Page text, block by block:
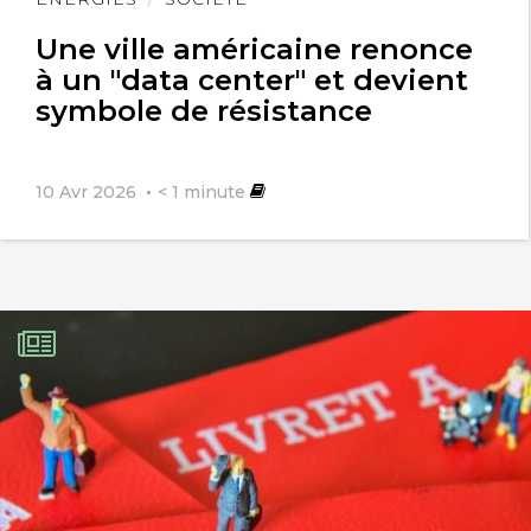
Une ville américaine renonce
à un "data center" et devient
symbole de résistance
10 Avr 2026 < 1 minute